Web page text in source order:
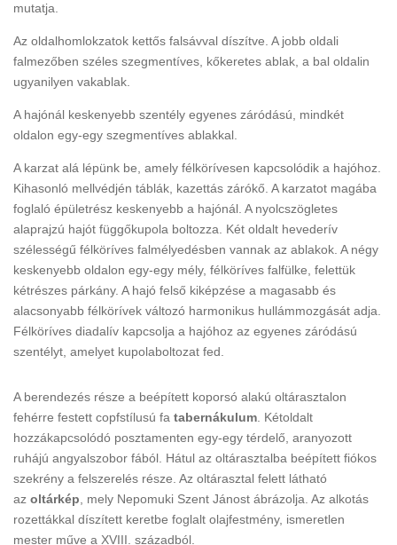
mutatja.
Az oldalhomlokzatok kettős falsávval díszítve. A jobb oldali
falmezőben széles szegmentíves, kőkeretes ablak, a bal oldalin
ugyanilyen vakablak.
A hajónál keskenyebb szentély egyenes záródású, mindkét
oldalon egy-egy szegmentíves ablakkal.
A karzat alá lépünk be, amely félkörívesen kapcsolódik a hajóhoz.
Kihasonló mellvédjén táblák, kazettás zárókő. A karzatot magába
foglaló épületrész keskenyebb a hajónál. A nyolcszögletes
alaprajzú hajót függőkupola boltozza. Két oldalt hevederív
szélességű félköríves falmélyedésben vannak az ablakok. A négy
keskenyebb oldalon egy-egy mély, félköríves falfülke, felettük
kétrészes párkány. A hajó felső kiképzése a magasabb és
alacsonyabb félkörívek változó harmonikus hullámmozgását adja.
Félköríves diadalív kapcsolja a hajóhoz az egyenes záródású
szentélyt, amelyet kupolaboltozat fed.
A berendezés része a beépített koporsó alakú oltárasztalon
fehérre festett copfstílusú fa tabernákulum. Kétoldalt
hozzákapcsolódó posztamenten egy-egy térdelő, aranyozott
ruhájú angyalszobor fából. Hátul az oltárasztalba beépített fiókos
szekrény a felszerelés része. Az oltárasztal felett látható
az oltárkép, mely Nepomuki Szent Jánost ábrázolja. Az alkotás
rozettákkal díszített keretbe foglalt olajfestmény, ismeretlen
mester műve a XVIII. századból.